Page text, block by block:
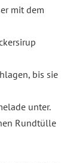
mit dem
bis sie
unter.
Rundtülle